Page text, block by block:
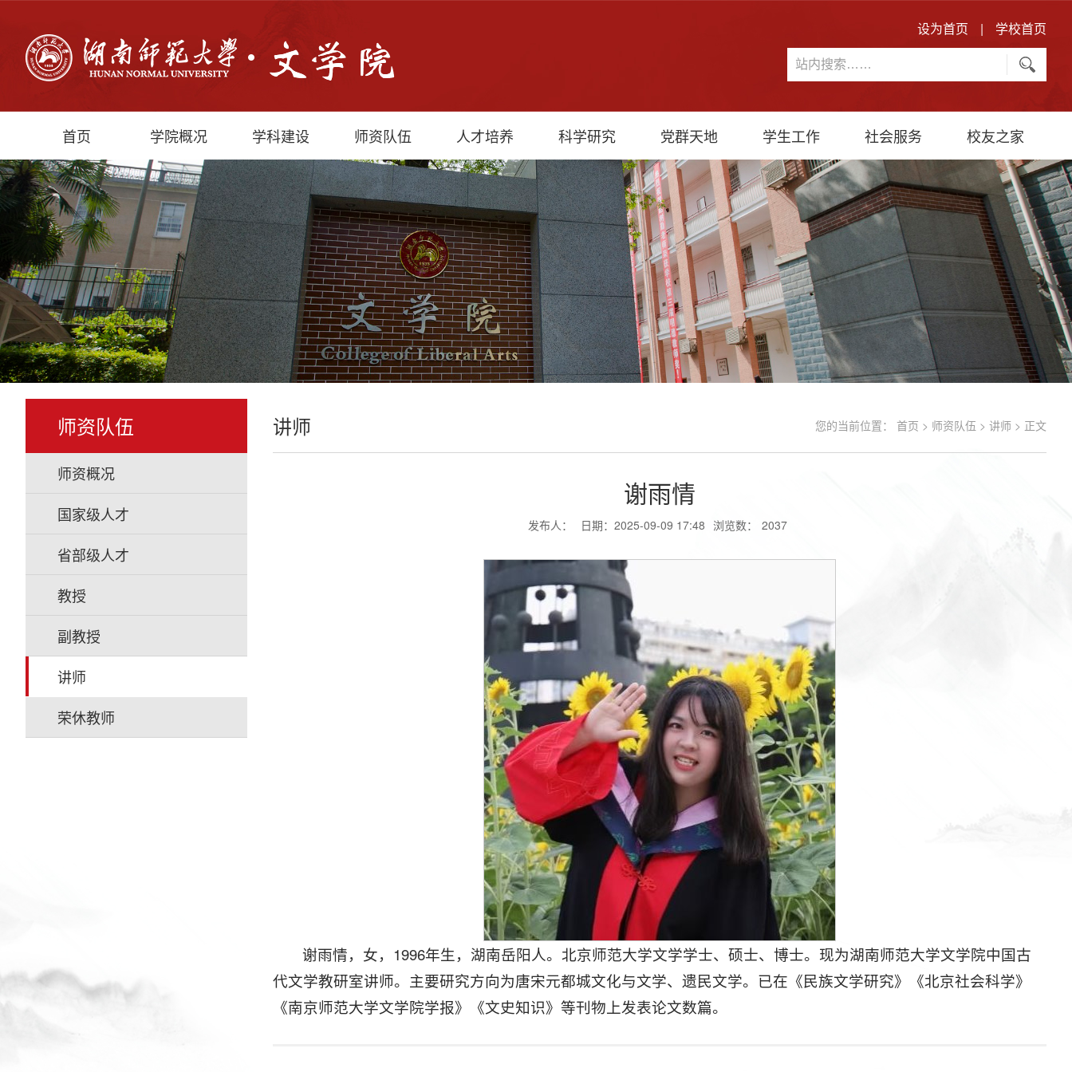
设为首页 | 学校首页
首页 学院概况 学科建设 师资队伍 人才培养 科学研究 党群天地 学生工作 社会服务 校友之家
师资队伍
师资概况
国家级人才
省部级人才
教授
副教授
讲师
荣休教师
讲师 您的当前位置： 首页 > 师资队伍 > 讲师 > 正文
谢雨情
发布人： 日期：2025-09-09 17:48 浏览数： 2037
谢雨情，女，1996年生，湖南岳阳人。北京师范大学文学学士、硕士、博士。现为湖南师范大学文学院中国古
代文学教研室讲师。主要研究方向为唐宋元都城文化与文学、遗民文学。已在《民族文学研究》《北京社会科学》
《南京师范大学文学院学报》《文史知识》等刊物上发表论文数篇。